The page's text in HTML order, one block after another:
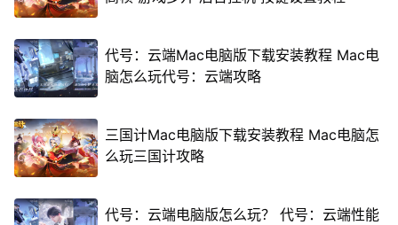
代号：云端Mac电脑版下载安装教程 Mac电
脑怎么玩代号：云端攻略
三国计Mac电脑版下载安装教程 Mac电脑怎
么玩三国计攻略
代号：云端电脑版怎么玩？ 代号：云端性能